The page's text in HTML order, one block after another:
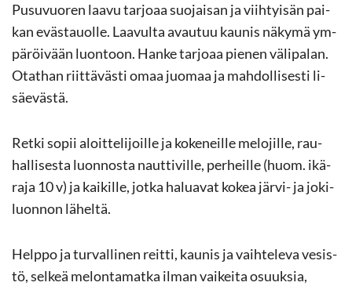
Pusu­vuo­ren laavu tar­jo­aa suo­jai­san ja viih­tyi­sän pai­
kan eväs­tauol­le. Laa­vul­ta avau­tuu kau­nis nä­ky­mä ym­
pä­röi­vään luon­toon. Hanke tar­jo­aa pie­nen vä­li­pa­lan.
Otat­han riit­tä­väs­ti omaa juo­maa ja mah­dol­li­ses­ti li­
säe­väs­tä.
Retki sopii aloit­te­li­joil­le ja ko­ke­neil­le me­lo­jil­le, rau­
hal­li­ses­ta luon­nos­ta naut­ti­vil­le, per­heil­le (huom. ikä­
ra­ja 10 v) ja kai­kil­le, jotka ha­lua­vat kokea järvi-​ ja jo­ki­
luon­non lä­hel­tä.
Help­po ja tur­val­li­nen reit­ti, kau­nis ja vaih­te­le­va ve­sis­
tö, sel­keä me­lon­ta­mat­ka ilman vai­kei­ta osuuk­sia,